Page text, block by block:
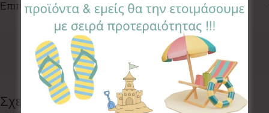
Επιπλέον πληροφορίες
Κωδικός προϊόντος:
NBR-DN
Κατηγορίες: DECO NAME BANNER Ετικέτα:
Follow:
Σχετικά προϊόντα